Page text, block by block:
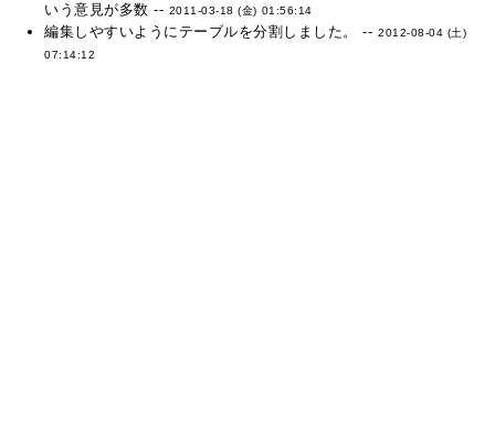
いう意見が多数 -- 2011-03-18 (金) 01:56:14
編集しやすいようにテーブルを分割しました。 -- 2012-08-04 (土)
07:14:12